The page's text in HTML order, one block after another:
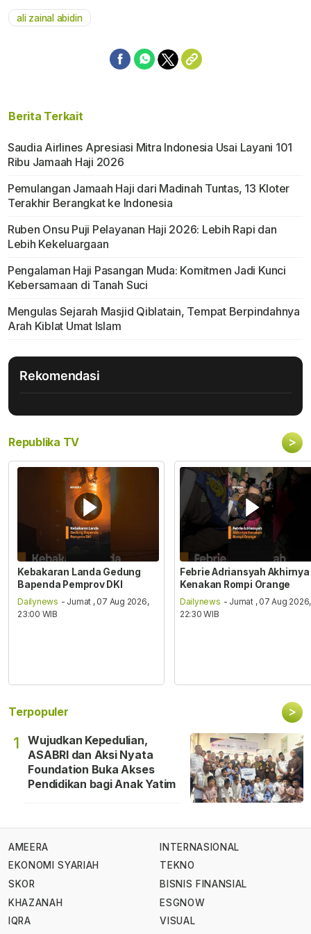
ali zainal abidin
Berita Terkait
Saudia Airlines Apresiasi Mitra Indonesia Usai Layani 101
Ribu Jamaah Haji 2026
Pemulangan Jamaah Haji dari Madinah Tuntas, 13 Kloter
Terakhir Berangkat ke Indonesia
Ruben Onsu Puji Pelayanan Haji 2026: Lebih Rapi dan
Lebih Kekeluargaan
Pengalaman Haji Pasangan Muda: Komitmen Jadi Kunci
Kebersamaan di Tanah Suci
Mengulas Sejarah Masjid Qiblatain, Tempat Berpindahnya
Arah Kiblat Umat Islam
Rekomendasi
Republika TV >
Kebakaran Landa Gedung
Bapenda Pemprov DKI
Dailynews - Jumat , 07 Aug 2026,
23:00 WIB
Febrie Adriansyah Akhirnya
Kenakan Rompi Orange
Dailynews - Jumat , 07 Aug 2026,
22:30 WIB
Terpopuler >
1
Wujudkan Kepedulian,
ASABRI dan Aksi Nyata
Foundation Buka Akses
Pendidikan bagi Anak Yatim
AMEERA
EKONOMI SYARIAH
SKOR
KHAZANAH
IQRA
INTERNASIONAL
TEKNO
BISNIS FINANSIAL
ESGNOW
VISUAL